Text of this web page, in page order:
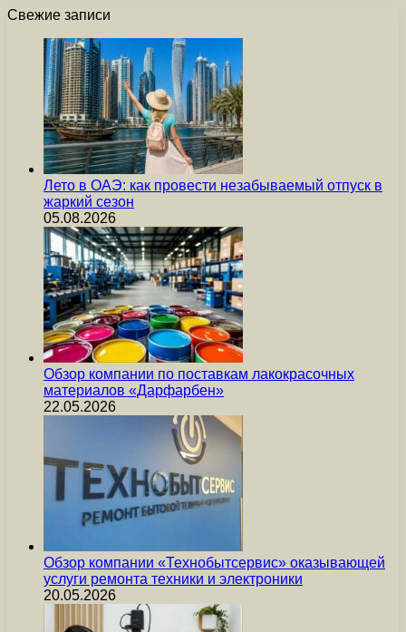
Свежие записи
Лето в ОАЭ: как провести незабываемый отпуск в
жаркий сезон
05.08.2026
Обзор компании по поставкам лакокрасочных
материалов «Дарфарбен»
22.05.2026
Обзор компании «Технобытсервис» оказывающей
услуги ремонта техники и электроники
20.05.2026